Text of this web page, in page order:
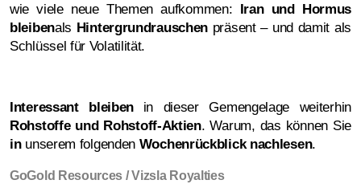
wie viele neue Themen aufkommen: Iran und Hormus
bleibenals Hintergrundrauschen präsent – und damit als
Schlüssel für Volatilität.
Interessant bleiben
in dieser Gemengelage weiterhin
Rohstoffe und Rohstoff-Aktien. Warum, das können Sie
inunserem folgenden Wochenrückblick nachlesen.
GoGold Resources / Vizsla Royalties